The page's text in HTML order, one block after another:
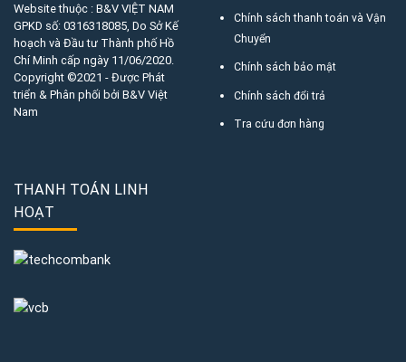
Website thuộc : B&V VIỆT NAM
GPKD số: 0316318085 , Do Sở Kế
hoạch và Đầu tư Thành phố Hồ
Chí Minh cấp ngày 11/06/2020.
Copyright ©2021 - Được Phát
triển & Phân phối bởi B&V Việt
Nam
Chính sách thanh toán và Vận
Chuyển
Chính sách bảo mật
Chính sách đổi trả
Tra cứu đơn hàng
THANH TOÁN LINH
HOẠT